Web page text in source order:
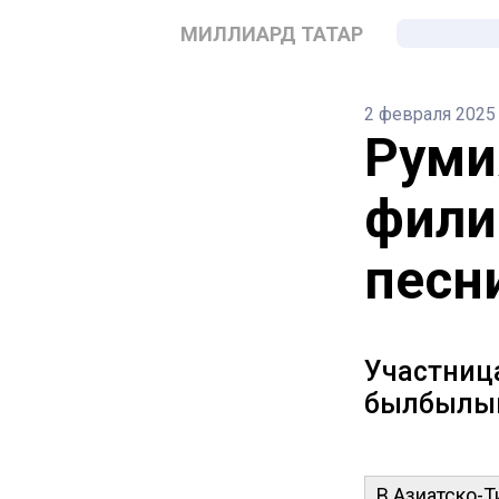
МИЛЛИАРД ТАТАР
2 февраля 2025